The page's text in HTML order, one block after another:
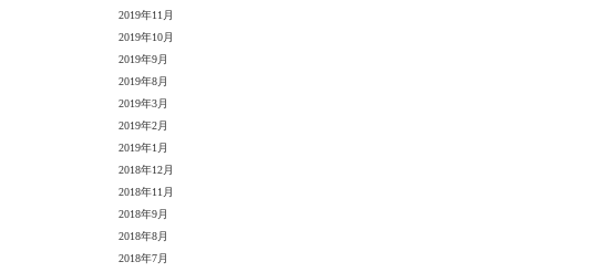
2019年11月
2019年10月
2019年9月
2019年8月
2019年3月
2019年2月
2019年1月
2018年12月
2018年11月
2018年9月
2018年8月
2018年7月